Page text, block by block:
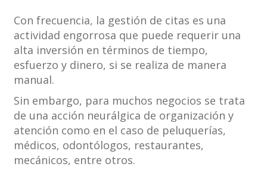
Con frecuencia, la gestión de citas es una
actividad engorrosa que puede requerir una
alta inversión en términos de tiempo,
esfuerzo y dinero, si se realiza de manera
manual.
Sin embargo, para muchos negocios se trata
de una acción neurálgica de organización y
atención como en el caso de peluquerías,
médicos, odontólogos, restaurantes,
mecánicos, entre otros.